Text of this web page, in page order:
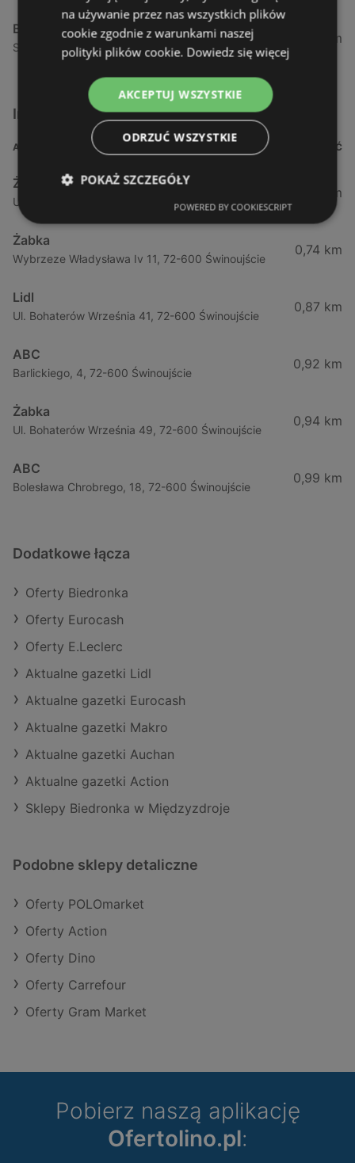
Biedronka
Sienkiewicza 32, 72-510 Wolin
24,01 km
Inne sklepy Supermarkety w pobliżu
ADRES ODLEGŁOŚĆ
Żabka
Ul. Barlickiego 4d / 2, 72-602 Świnoujście
0,64 km
Żabka
Wybrzeze Władysława Iv 11, 72-600 Świnoujście
0,74 km
Lidl
Ul. Bohaterów Września 41, 72-600 Świnoujście
0,87 km
ABC
Barlickiego, 4, 72-600 Świnoujście
0,92 km
Żabka
Ul. Bohaterów Września 49, 72-600 Świnoujście
0,94 km
ABC
Bolesława Chrobrego, 18, 72-600 Świnoujście
0,99 km
Dodatkowe łącza
Oferty Biedronka
Oferty Eurocash
Oferty E.Leclerc
Aktualne gazetki Lidl
Aktualne gazetki Eurocash
Aktualne gazetki Makro
Aktualne gazetki Auchan
Aktualne gazetki Action
Sklepy Biedronka w Międzyzdroje
Podobne sklepy detaliczne
Oferty POLOmarket
Oferty Action
Oferty Dino
Oferty Carrefour
Oferty Gram Market
Pobierz naszą aplikację
Ofertolino.pl:
na używanie przez nas wszystkich plików
cookie zgodnie z warunkami naszej
polityki plików cookie. Dowiedz się więcej
AKCEPTUJ WSZYSTKIE
ODRZUĆ WSZYSTKIE
POKAŻ SZCZEGÓŁY
POWERED BY COOKIESCRIPT